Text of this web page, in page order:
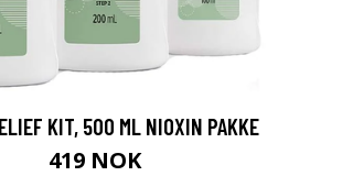
KIT, 500 ML NIOXIN PAKKE
419 NOK